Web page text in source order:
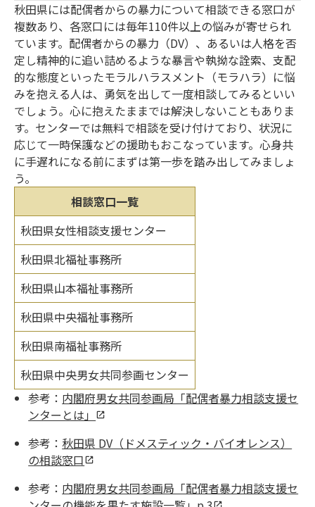
秋田県には配偶者からの暴力について相談できる窓口が
複数あり、各窓口には毎年110件以上の悩みが寄せられ
ています。配偶者からの暴力（DV）、あるいは人格を否
定し精神的に追い詰めるような暴言や執拗な詮索、支配
的な態度といったモラルハラスメント（モラハラ）に悩
みを抱える人は、勇気を出して一度相談してみるといい
でしょう。心に抱えたままでは解決しないこともありま
す。センターでは無料で相談を受け付けており、状況に
応じて一時保護などの援助もおこなっています。心身共
に手遅れになる前にまずは第一歩を踏み出してみましょ
う。
相談窓口一覧
秋田県女性相談支援センター
秋田県北福祉事務所
秋田県山本福祉事務所
秋田県中央福祉事務所
秋田県南福祉事務所
秋田県中央男女共同参画センター
参考： 内閣府男女共同参画局「配偶者暴力相談支援セ
ンターとは」
参考： 秋田県 DV（ドメスティック・バイオレンス）
の相談窓口
参考： 内閣府男女共同参画局「配偶者暴力相談支援セ